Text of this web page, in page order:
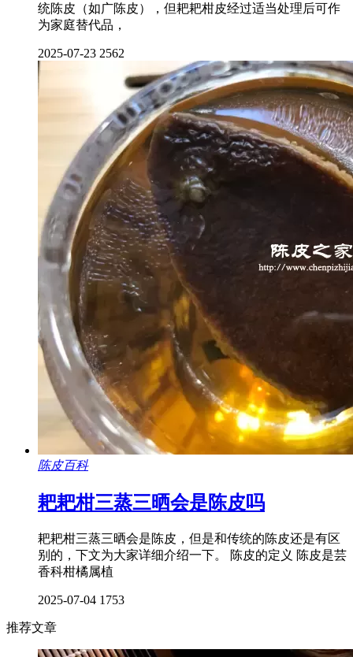
统陈皮（如广陈皮），但耙耙柑皮经过适当处理后可作
为家庭替代品，
2025-07-23 2562
陈皮百科
耙耙柑三蒸三晒会是陈皮吗
耙耙柑三蒸三晒会是陈皮，但是和传统的陈皮还是有区
别的，下文为大家详细介绍一下。 陈皮的定义 陈皮是芸
香科柑橘属植
2025-07-04 1753
推荐文章